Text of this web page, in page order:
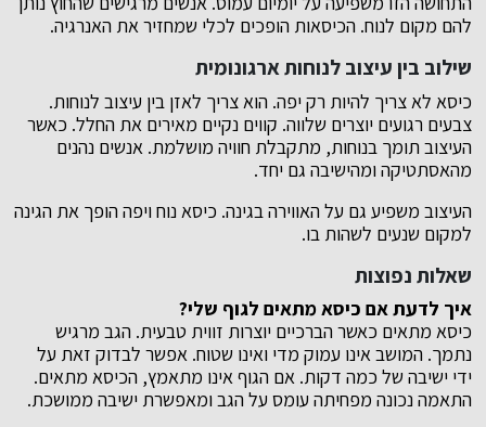
להם מקום לנוח. הכיסאות הופכים לכלי שמחזיר את האנרגיה.
שילוב בין עיצוב לנוחות ארגונומית
כיסא לא צריך להיות רק יפה. הוא צריך לאזן בין עיצוב לנוחות.
צבעים רגועים יוצרים שלווה. קווים נקיים מאירים את החלל. כאשר
העיצוב תומך בנוחות, מתקבלת חוויה מושלמת. אנשים נהנים
מהאסתטיקה ומהישיבה גם יחד.
העיצוב משפיע גם על האווירה בגינה. כיסא נוח ויפה הופך את הגינה
למקום שנעים לשהות בו.
שאלות נפוצות
איך לדעת אם כיסא מתאים לגוף שלי?
כיסא מתאים כאשר הברכיים יוצרות זווית טבעית. הגב מרגיש
נתמך. המושב אינו עמוק מדי ואינו שטוח. אפשר לבדוק זאת על
ידי ישיבה של כמה דקות. אם הגוף אינו מתאמץ, הכיסא מתאים.
התאמה נכונה מפחיתה עומס על הגב ומאפשרת ישיבה ממושכת.